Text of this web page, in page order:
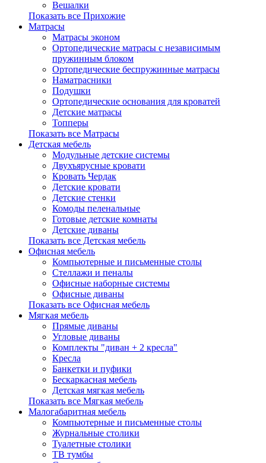
Вешалки
Показать все Прихожие
Матрасы
Матрасы эконом
Ортопедические матрасы с независимым
пружинным блоком
Ортопедические беспружинные матрасы
Наматрасники
Подушки
Ортопедические основания для кроватей
Детские матрасы
Топперы
Показать все Матрасы
Детская мебель
Модульные детские системы
Двухъярусные кровати
Кровать Чердак
Детские кровати
Детские стенки
Комоды пеленальные
Готовые детские комнаты
Детские диваны
Показать все Детская мебель
Офисная мебель
Компьютерные и письменные столы
Стеллажи и пеналы
Офисные наборные системы
Офисные диваны
Показать все Офисная мебель
Мягкая мебель
Прямые диваны
Угловые диваны
Комплекты "диван + 2 кресла"
Кресла
Банкетки и пуфики
Бескаркасная мебель
Детская мягкая мебель
Показать все Мягкая мебель
Малогабаритная мебель
Компьютерные и письменные столы
Журнальные столики
Туалетные столики
ТВ тумбы